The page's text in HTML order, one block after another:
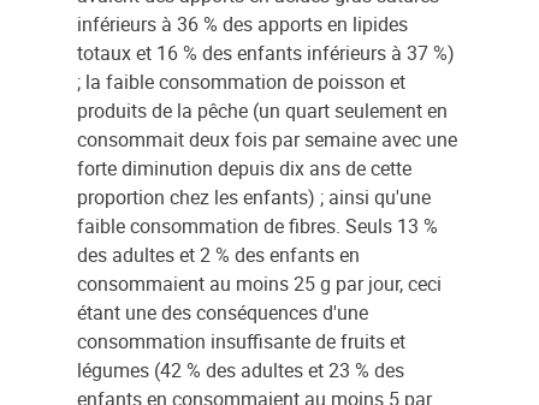
inférieurs à 36 % des apports en lipides
totaux et 16 % des enfants inférieurs à 37 %)
; la faible consommation de poisson et
produits de la pêche (un quart seulement en
consommait deux fois par semaine avec une
forte diminution depuis dix ans de cette
proportion chez les enfants) ; ainsi qu'une
faible consommation de fibres. Seuls 13 %
des adultes et 2 % des enfants en
consommaient au moins 25 g par jour, ceci
étant une des conséquences d'une
consommation insuffisante de fruits et
légumes (42 % des adultes et 23 % des
enfants en consommaient au moins 5 par